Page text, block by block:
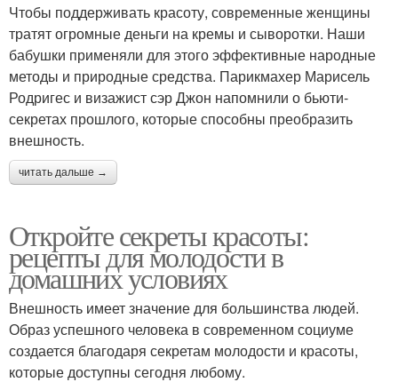
Чтобы поддерживать красоту, современные женщины
тратят огромные деньги на кремы и сыворотки. Наши
бабушки применяли для этого эффективные народные
методы и природные средства. Парикмахер Марисель
Родригес и визажист сэр Джон напомнили о бьюти-
секретах прошлого, которые способны преобразить
внешность.
читать дальше →
Откройте секреты красоты:
рецепты для молодости в
домашних условиях
Внешность имеет значение для большинства людей.
Образ успешного человека в современном социуме
создается благодаря секретам молодости и красоты,
которые доступны сегодня любому.